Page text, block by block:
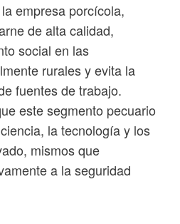
empresa porcícola,
de alta calidad,
social en las
rurales y evita la
fuentes de trabajo.
este segmento pecuario
la tecnología y los
mismos que
a la seguridad